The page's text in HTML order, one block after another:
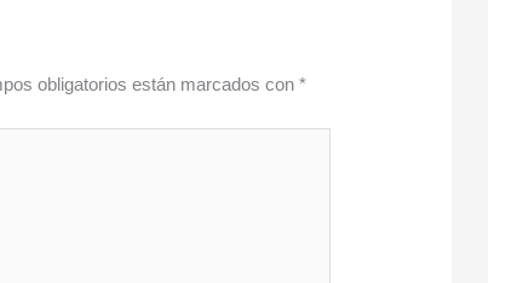
obligatorios están marcados con*